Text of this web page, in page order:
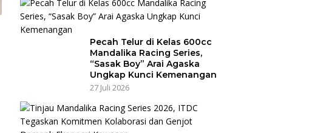
Pecah Telur di Kelas 600cc
Mandalika Racing Series,
“Sasak Boy” Arai Agaska
Ungkap Kunci Kemenangan
27 Juli 2026